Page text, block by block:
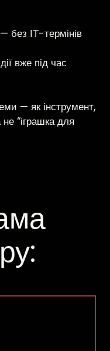
без ІТ-термінів
вже під час
— як інструмент,
“іграшка для